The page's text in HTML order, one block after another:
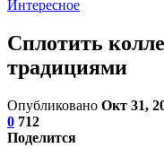
Интересное
Сплотить
традициями
Опубликовано Окт 31,
0 712
Поделится